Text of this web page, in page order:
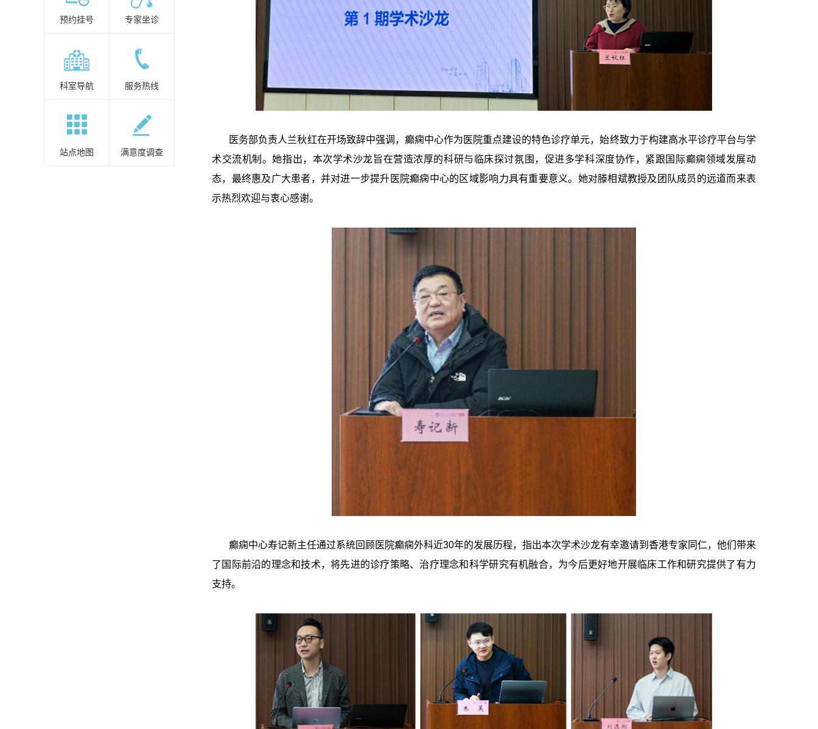
预约挂号 专家坐诊
科室导航 服务热线
站点地图 满意度调查
医务部负责人兰秋红在开场致辞中强调，癫痫中心作为医院重点建设的特色诊疗单元，始终致力于构建高水平诊疗平台与学
术交流机制。她指出，本次学术沙龙旨在营造浓厚的科研与临床探讨氛围，促进多学科深度协作，紧跟国际癫痫领域发展动
态，最终惠及广大患者，并对进一步提升医院癫痫中心的区域影响力具有重要意义。她对滕相斌教授及团队成员的远道而来表
示热烈欢迎与衷心感谢。
癫痫中心寿记新主任通过系统回顾医院癫痫外科近30年的发展历程，指出本次学术沙龙有幸邀请到香港专家同仁，他们带来
了国际前沿的理念和技术，将先进的诊疗策略、治疗理念和科学研究有机融合，为今后更好地开展临床工作和研究提供了有力
支持。